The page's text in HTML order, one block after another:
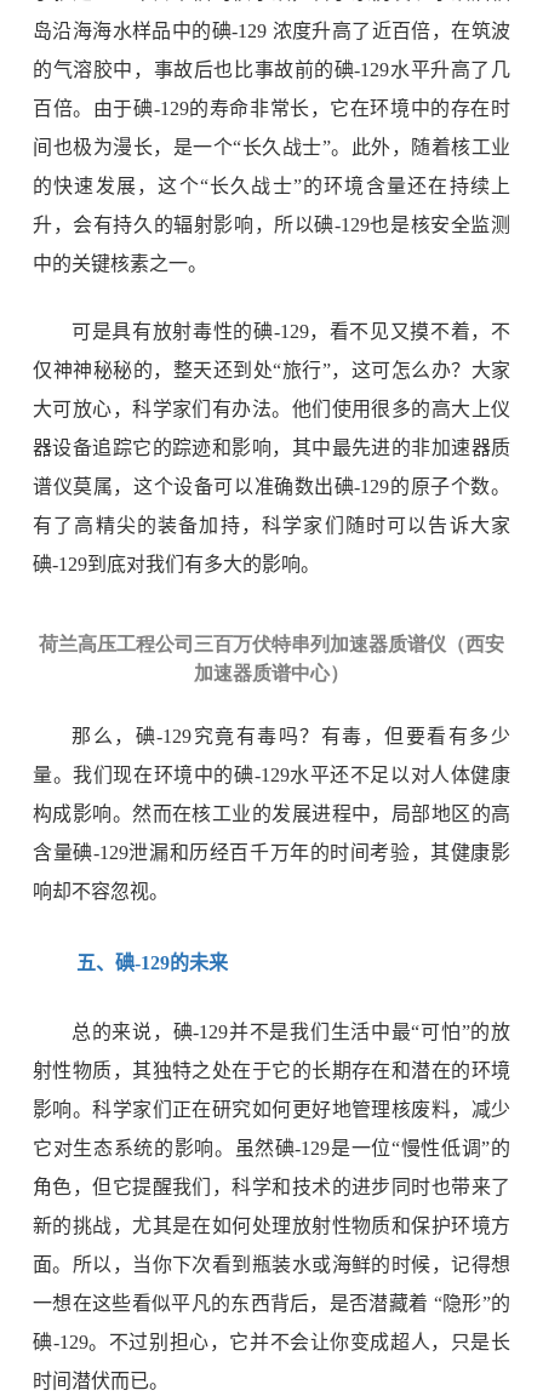
岛沿海海水样品中的碘-129 浓度升高了近百倍，在筑波
的气溶胶中，事故后也比事故前的碘-129水平升高了几
百倍。由于碘-129的寿命非常长，它在环境中的存在时
间也极为漫长，是一个“长久战士”。此外，随着核工业
的快速发展，这个“长久战士”的环境含量还在持续上
升，会有持久的辐射影响，所以碘-129也是核安全监测
中的关键核素之一。
可是具有放射毒性的碘-129，看不见又摸不着，不
仅神神秘秘的，整天还到处“旅行”，这可怎么办？大家
大可放心，科学家们有办法。他们使用很多的高大上仪
器设备追踪它的踪迹和影响，其中最先进的非加速器质
谱仪莫属，这个设备可以准确数出碘-129的原子个数。
有了高精尖的装备加持，科学家们随时可以告诉大家
碘-129到底对我们有多大的影响。
荷兰高压工程公司三百万伏特串列加速器质谱仪（西安
加速器质谱中心）
那么，碘-129究竟有毒吗？有毒，但要看有多少
量。我们现在环境中的碘-129水平还不足以对人体健康
构成影响。然而在核工业的发展进程中，局部地区的高
含量碘-129泄漏和历经百千万年的时间考验，其健康影
响却不容忽视。
五、碘-129的未来
总的来说，碘-129并不是我们生活中最“可怕”的放
射性物质，其独特之处在于它的长期存在和潜在的环境
影响。科学家们正在研究如何更好地管理核废料，减少
它对生态系统的影响。虽然碘-129是一位“慢性低调”的
角色，但它提醒我们，科学和技术的进步同时也带来了
新的挑战，尤其是在如何处理放射性物质和保护环境方
面。所以，当你下次看到瓶装水或海鲜的时候，记得想
一想在这些看似平凡的东西背后，是否潜藏着 “隐形”的
碘-129。不过别担心，它并不会让你变成超人，只是长
时间潜伏而已。